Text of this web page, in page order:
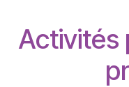
Activités